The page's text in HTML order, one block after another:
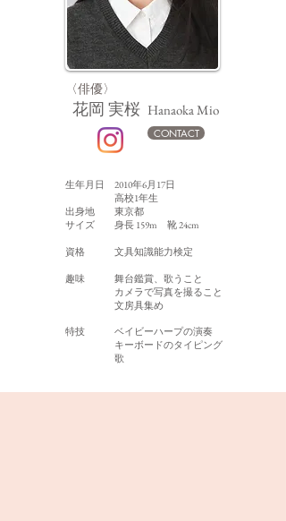
〈俳優〉
花岡 実桜 Hanaoka Mio
CONTACT
生年月日 2010年6月17日
​ 高校1年生
出身地 東京都
サイズ 身長 159m ​靴 24cm
資格 文具知識能力検定
趣味 舞台鑑賞、歌うこと
カメラで写真を撮ること
文房具集め
特技 ベイビーハープの演奏
キーボードのタイピング
歌